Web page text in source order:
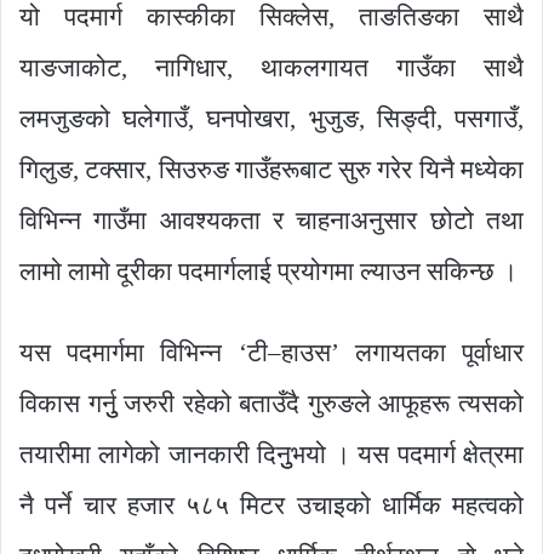
यो पदमार्ग कास्कीका सिक्लेस, ताङतिङका साथै
याङजाकोट, नागिधार, थाकलगायत गाउँका साथै
लमजुङको घलेगाउँ, घनपोखरा, भुजुङ, सिङ्दी, पसगाउँ,
गिलुङ, टक्सार, सिउरुङ गाउँहरूबाट सुरु गरेर यिनै मध्येका
विभिन्न गाउँमा आवश्यकता र चाहनाअनुसार छोटो तथा
लामो लामो दूरीका पदमार्गलाई प्रयोगमा ल्याउन सकिन्छ ।
यस पदमार्गमा विभिन्न ‘टी–हाउस’ लगायतका पूर्वाधार
विकास गर्नुु जरुरी रहेको बताउँदै गुरुङले आफूहरू त्यसको
तयारीमा लागेको जानकारी दिनुुभयो । यस पदमार्ग क्षेत्रमा
नै पर्ने चार हजार ५८५ मिटर उचाइको धार्मिक महत्वको